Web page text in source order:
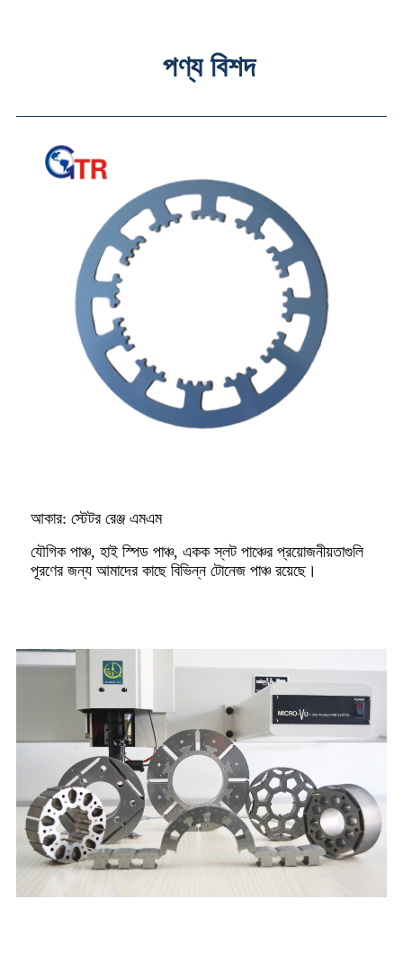
পণ্য বিশদ
আকার: স্টেটর রেঞ্জ এমএম
যৌগিক পাঞ্চ, হাই স্পিড পাঞ্চ, একক স্লট পাঞ্চের প্রয়োজনীয়তাগুলি
পূরণের জন্য আমাদের কাছে বিভিন্ন টোনেজ পাঞ্চ রয়েছে।